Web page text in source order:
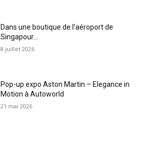
Dans une boutique de l’aéroport de
Singapour…
8 juillet 2026
Pop-up expo Aston Martin – Elegance in
Motion à Autoworld
21 mai 2026